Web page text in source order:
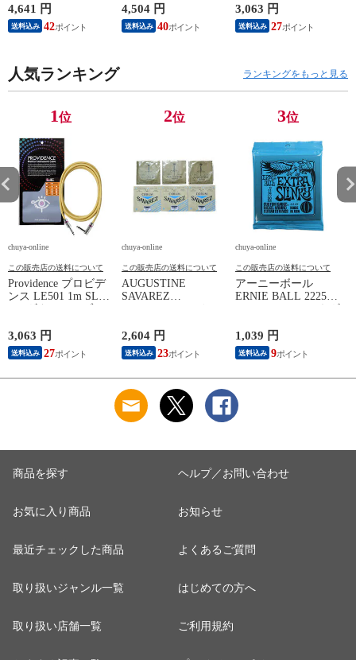
スペシャルパック ブ
ラック
4,641 円
送料込み 42
4,504 円
送料込み 40
3,063 円
送料込み 27
人気ランキング ランキングをもっと見る
1位
chuya-online
この販売店の送料について
Providence プロビデ
ンス LE501 1m SL
YL ギターケーブル
3,063 円
送料込み 27
2位
chuya-online
この販売店の送料について
AUGUSTINE
SAVAREZ
2,604 円
送料込み 23
3位
chuya-online
この販売店の送料について
アーニーボール
ERNIE BALL 2225
Extra Slinky エレキギ
1,039 円
送料込み 9
商品を探す
お気に入り商品
最近チェックした商品
取り扱いジャンル一覧
取り扱い店舗一覧
ヘルプ／お問い合わせ
お知らせ
よくあるご質問
はじめての方へ
ご利用規約